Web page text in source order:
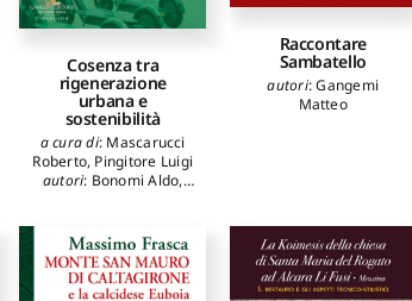
Cosenza tra
rigenerazione
urbana e
sostenibilità
a cura di: Mascarucci
Roberto, Pingitore Luigi
autori: Bonomi Aldo,
Antonio
Raccontare
Sambatello
autori:Gangemi
Matteo